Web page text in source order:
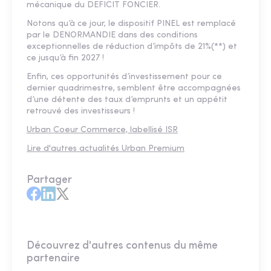
mécanique du DEFICIT FONCIER.
Notons qu’à ce jour, le dispositif PINEL est remplacé
par le DENORMANDIE dans des conditions
exceptionnelles de réduction d’impôts de 21%(**) et
ce jusqu’à fin 2027 !
Enfin, ces opportunités d’investissement pour ce
dernier quadrimestre, semblent être accompagnées
d’une détente des taux d’emprunts et un appétit
retrouvé des investisseurs !
Urban Coeur Commerce, labellisé ISR
Lire d'autres actualités Urban Premium
Partager
Découvrez d'autres contenus du même
partenaire